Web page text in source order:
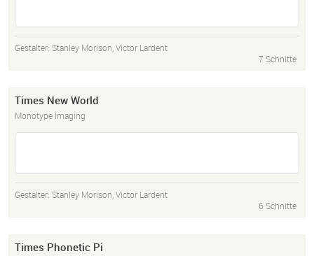
Gestalter: Stanley Morison,Victor Lardent
7 Schnitte
Times New World
Monotype Imaging
Gestalter: Stanley Morison,Victor Lardent
6 Schnitte
Times Phonetic Pi